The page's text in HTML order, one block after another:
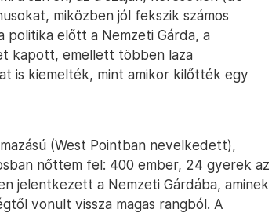
miközben jól fekszik számos
politika előtt a Nemzeti Gárda, a
kapott, emellett többen laza
is kiemelték, mint amikor kilőtték egy
(West Pointban nevelkedett),
nőttem fel: 400 ember, 24 gyerek az
jelentkezett a Nemzeti Gárdába, aminek
vonult vissza magas rangból. A